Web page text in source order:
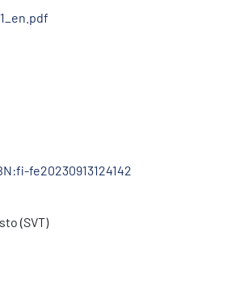
fe20230913124142
(SVT)